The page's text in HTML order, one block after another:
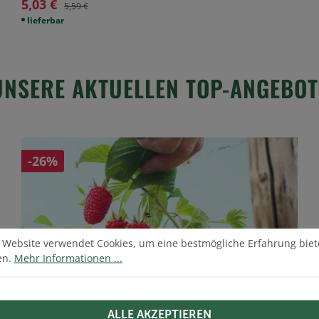
5,03 € 5,59 €
lieferbar
AKTUELLEN TOP-
-26%
Voreinstellungen
verwendet Cookies, um eine bestmögliche Erfahrung
Website verwendet Cookies, um eine bestmögliche Erfahrung
Mehr Informationen ...
ALLE AKZEPTIEREN